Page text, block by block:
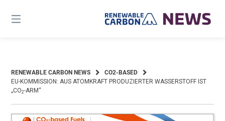
content
RENEWABLE CARBON NEWS
CO2-BASED
EU-KOMMISSION: AUS ATOMKRAFT PRODUZIERTER WASSERSTOFF IST
„CO2-ARM“